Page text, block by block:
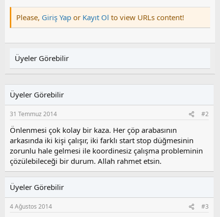
Please, Giriş Yap or Kayıt Ol to view URLs content!
Üyeler Görebilir
Üyeler Görebilir
31 Temmuz 2014 #2
Önlenmesi çok kolay bir kaza. Her çöp arabasının
arkasında iki kişi çalışır, iki farklı start stop düğmesinin
zorunlu hale gelmesi ile koordinesiz çalışma probleminin
çözülebileceği bir durum. Allah rahmet etsin.
Üyeler Görebilir
4 Ağustos 2014 #3